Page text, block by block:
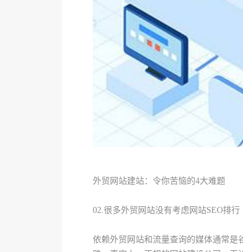
外贸网站建站：令你苦恼的4大难题
02.很多外贸网站没有考虑网站SEO排行
依赖外贸网站和流量查询的媒体通常是